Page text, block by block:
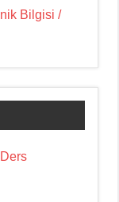
Bilgisi /
Ders